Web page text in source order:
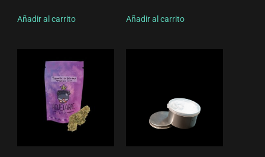
Añadir al carrito Añadir al carrito